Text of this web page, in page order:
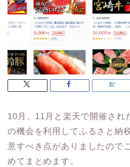
10月、11月と楽天で開催され
の機会を利用してふるさと納
意すべき点がありましたので
めてまとめます。